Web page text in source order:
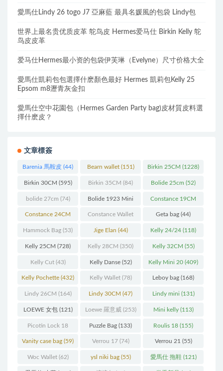
愛馬仕Lindy 26 togo J7 亞麻藍 最具名媛風的包袋 Lindy包
世界上最名贵优质皮革 鸵鸟皮 Hermes爱马仕 Birkin Kelly 鸵
鸟皮皮革
爱马仕Hermes最小资的包袋伊芙琳（Evelyne）尺寸价格大全
愛馬仕凱莉包包選擇什麽顏色最好 Hermes 凱莉包Kelly 25
Epsom m8瀝青灰金扣
愛馬仕空中花園包（Hermes Garden Party bag)皮材質皮料選
擇什麽皮？
文章標簽
Barenia 馬鞍皮 (44) Bearn wallet(151) Birkin 25CM (1228)
Birkin 30CM (595) Birkin 35CM (84) Bolide 25cm (52)
bolide 27cm (74) Bolide 1923 Mini
(93)
Constance 19CM
(571)
Constance 24CM
(216)
Constance Wallet
(60)
Geta bag (44)
Hammock Bag (53) Jige Elan (44) Kelly 24/24 (118)
Kelly 25CM (728) Kelly 28CM (350) Kelly 32CM (55)
Kelly Cut(43) Kelly Danse(52) Kelly Mini 20 (409)
Kelly Pochette (432) Kelly Wallet(78) Leboy bag (168)
Lindy 26CM (164) Lindy 30CM (47) Lindy mini (131)
LOEWE 女包(121) Loewe 羅意威(253) Mini kelly(113)
Picotin Lock 18
(202)
Puzzle Bag (133) Roulis 18 (155)
Vanity case bag (59) Verrou 17(74) Verrou 21 (55)
Woc Wallet(62) ysl niki bag(55) 愛馬仕 拖鞋(121)